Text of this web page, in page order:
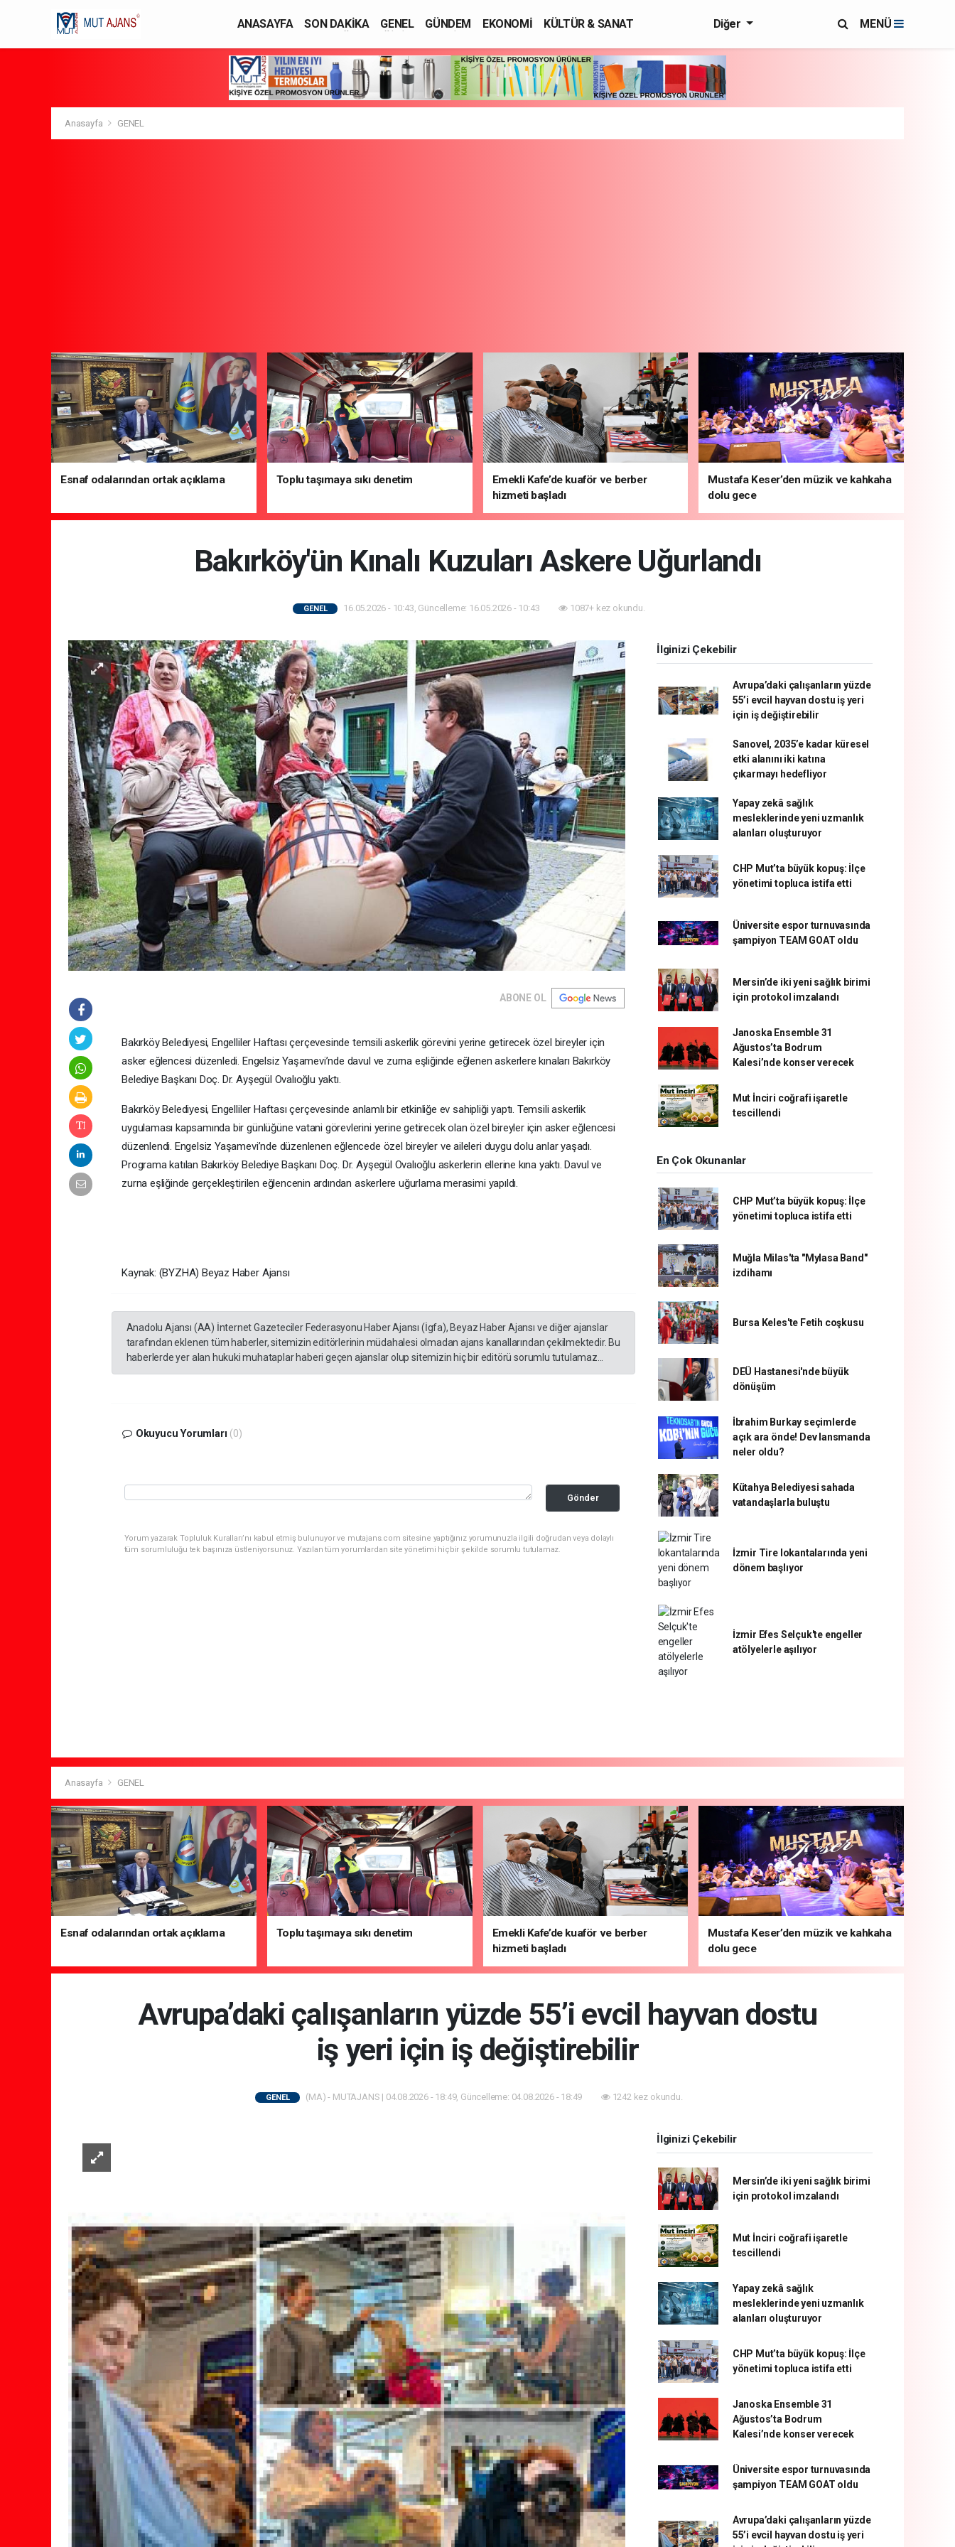
ANASAYFA SON DAKİKA GENEL GÜNDEM EKONOMİ
KÜLTÜR & SANAT
Diğer MENÜ
Anasayfa GENEL
Esnaf odalarından ortak açıklama Toplu taşımaya sıkı denetim
Emekli Kafe’de kuaför ve berber
hizmeti başladı
Mustafa Keser’den müzik ve kahkaha
dolu gece
Bakırköy'ün Kınalı Kuzuları Askere Uğurlandı
GENEL 16.05.2026 - 10:43, Güncelleme: 16.05.2026 - 10:43 1087+ kez okundu.
ABONE OL
Bakırköy Belediyesi, Engelliler Haftası çerçevesinde temsili askerlik görevini yerine getirecek özel bireyler için
asker eğlencesi düzenledi. Engelsiz Yaşamevi’nde davul ve zurna eşliğinde eğlenen askerlere kınaları Bakırköy
Belediye Başkanı Doç. Dr. Ayşegül Ovalıoğlu yaktı.
Bakırköy Belediyesi, Engelliler Haftası çerçevesinde anlamlı bir etkinliğe ev sahipliği yaptı. Temsili askerlik
uygulaması kapsamında bir günlüğüne vatani görevlerini yerine getirecek olan özel bireyler için asker eğlencesi
düzenlendi. Engelsiz Yaşamevi’nde düzenlenen eğlencede özel bireyler ve aileleri duygu dolu anlar yaşadı.
Programa katılan Bakırköy Belediye Başkanı Doç. Dr. Ayşegül Ovalıoğlu askerlerin ellerine kına yaktı. Davul ve
zurna eşliğinde gerçekleştirilen eğlencenin ardından askerlere uğurlama merasimi yapıldı.
Kaynak: (BYZHA) Beyaz Haber Ajansı
Anadolu Ajansı (AA) İnternet Gazeteciler Federasyonu Haber Ajansı (İgfa), Beyaz Haber Ajansı ve diğer ajanslar
tarafından eklenen tüm haberler, sitemizin editörlerinin müdahalesi olmadan ajans kanallarından çekilmektedir. Bu
haberlerde yer alan hukuki muhataplar haberi geçen ajanslar olup sitemizin hiç bir editörü sorumlu tutulamaz...
Okuyucu Yorumları (0)
Gönder
Yorum yazarak Topluluk Kuralları’nı kabul etmiş bulunuyor ve mutajans.com sitesine yaptığınız yorumunuzla ilgili doğrudan veya dolaylı
tüm sorumluluğu tek başınıza üstleniyorsunuz. Yazılan tüm yorumlardan site yönetimi hiçbir şekilde sorumlu tutulamaz.
İlginizi Çekebilir
Avrupa’daki çalışanların yüzde
55’i evcil hayvan dostu iş yeri
için iş değiştirebilir
Sanovel, 2035’e kadar küresel
etki alanını iki katına
çıkarmayı hedefliyor
Yapay zekâ sağlık
mesleklerinde yeni uzmanlık
alanları oluşturuyor
CHP Mut’ta büyük kopuş: İlçe
yönetimi topluca istifa etti
Üniversite espor turnuvasında
şampiyon TEAM GOAT oldu
Mersin’de iki yeni sağlık birimi
için protokol imzalandı
Janoska Ensemble 31
Ağustos’ta Bodrum
Kalesi’nde konser verecek
Mut İnciri coğrafi işaretle
tescillendi
En Çok Okunanlar
CHP Mut’ta büyük kopuş: İlçe
yönetimi topluca istifa etti
Muğla Milas'ta "Mylasa Band"
izdihamı
Bursa Keles'te Fetih coşkusu
DEÜ Hastanesi'nde büyük
dönüşüm
İbrahim Burkay seçimlerde
açık ara önde! Dev lansmanda
neler oldu?
Kütahya Belediyesi sahada
vatandaşlarla buluştu
İzmir Tire lokantalarında yeni
dönem başlıyor
İzmir Efes Selçuk'te engeller
atölyelerle aşılıyor
Anasayfa GENEL
Esnaf odalarından ortak açıklama Toplu taşımaya sıkı denetim
Emekli Kafe’de kuaför ve berber
hizmeti başladı
Mustafa Keser’den müzik ve kahkaha
dolu gece
Avrupa’daki çalışanların yüzde 55’i evcil hayvan dostu
iş yeri için iş değiştirebilir
GENEL (MA) - MUTAJANS | 04.08.2026 - 18:49, Güncelleme: 04.08.2026 - 18:49 1242 kez okundu.
İlginizi Çekebilir
Mersin’de iki yeni sağlık birimi
için protokol imzalandı
Mut İnciri coğrafi işaretle
tescillendi
Yapay zekâ sağlık
mesleklerinde yeni uzmanlık
alanları oluşturuyor
CHP Mut’ta büyük kopuş: İlçe
yönetimi topluca istifa etti
Janoska Ensemble 31
Ağustos’ta Bodrum
Kalesi’nde konser verecek
Üniversite espor turnuvasında
şampiyon TEAM GOAT oldu
Avrupa’daki çalışanların yüzde
55’i evcil hayvan dostu iş yeri